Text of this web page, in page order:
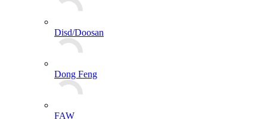
Disd/Doosan
Dong Feng
FAW